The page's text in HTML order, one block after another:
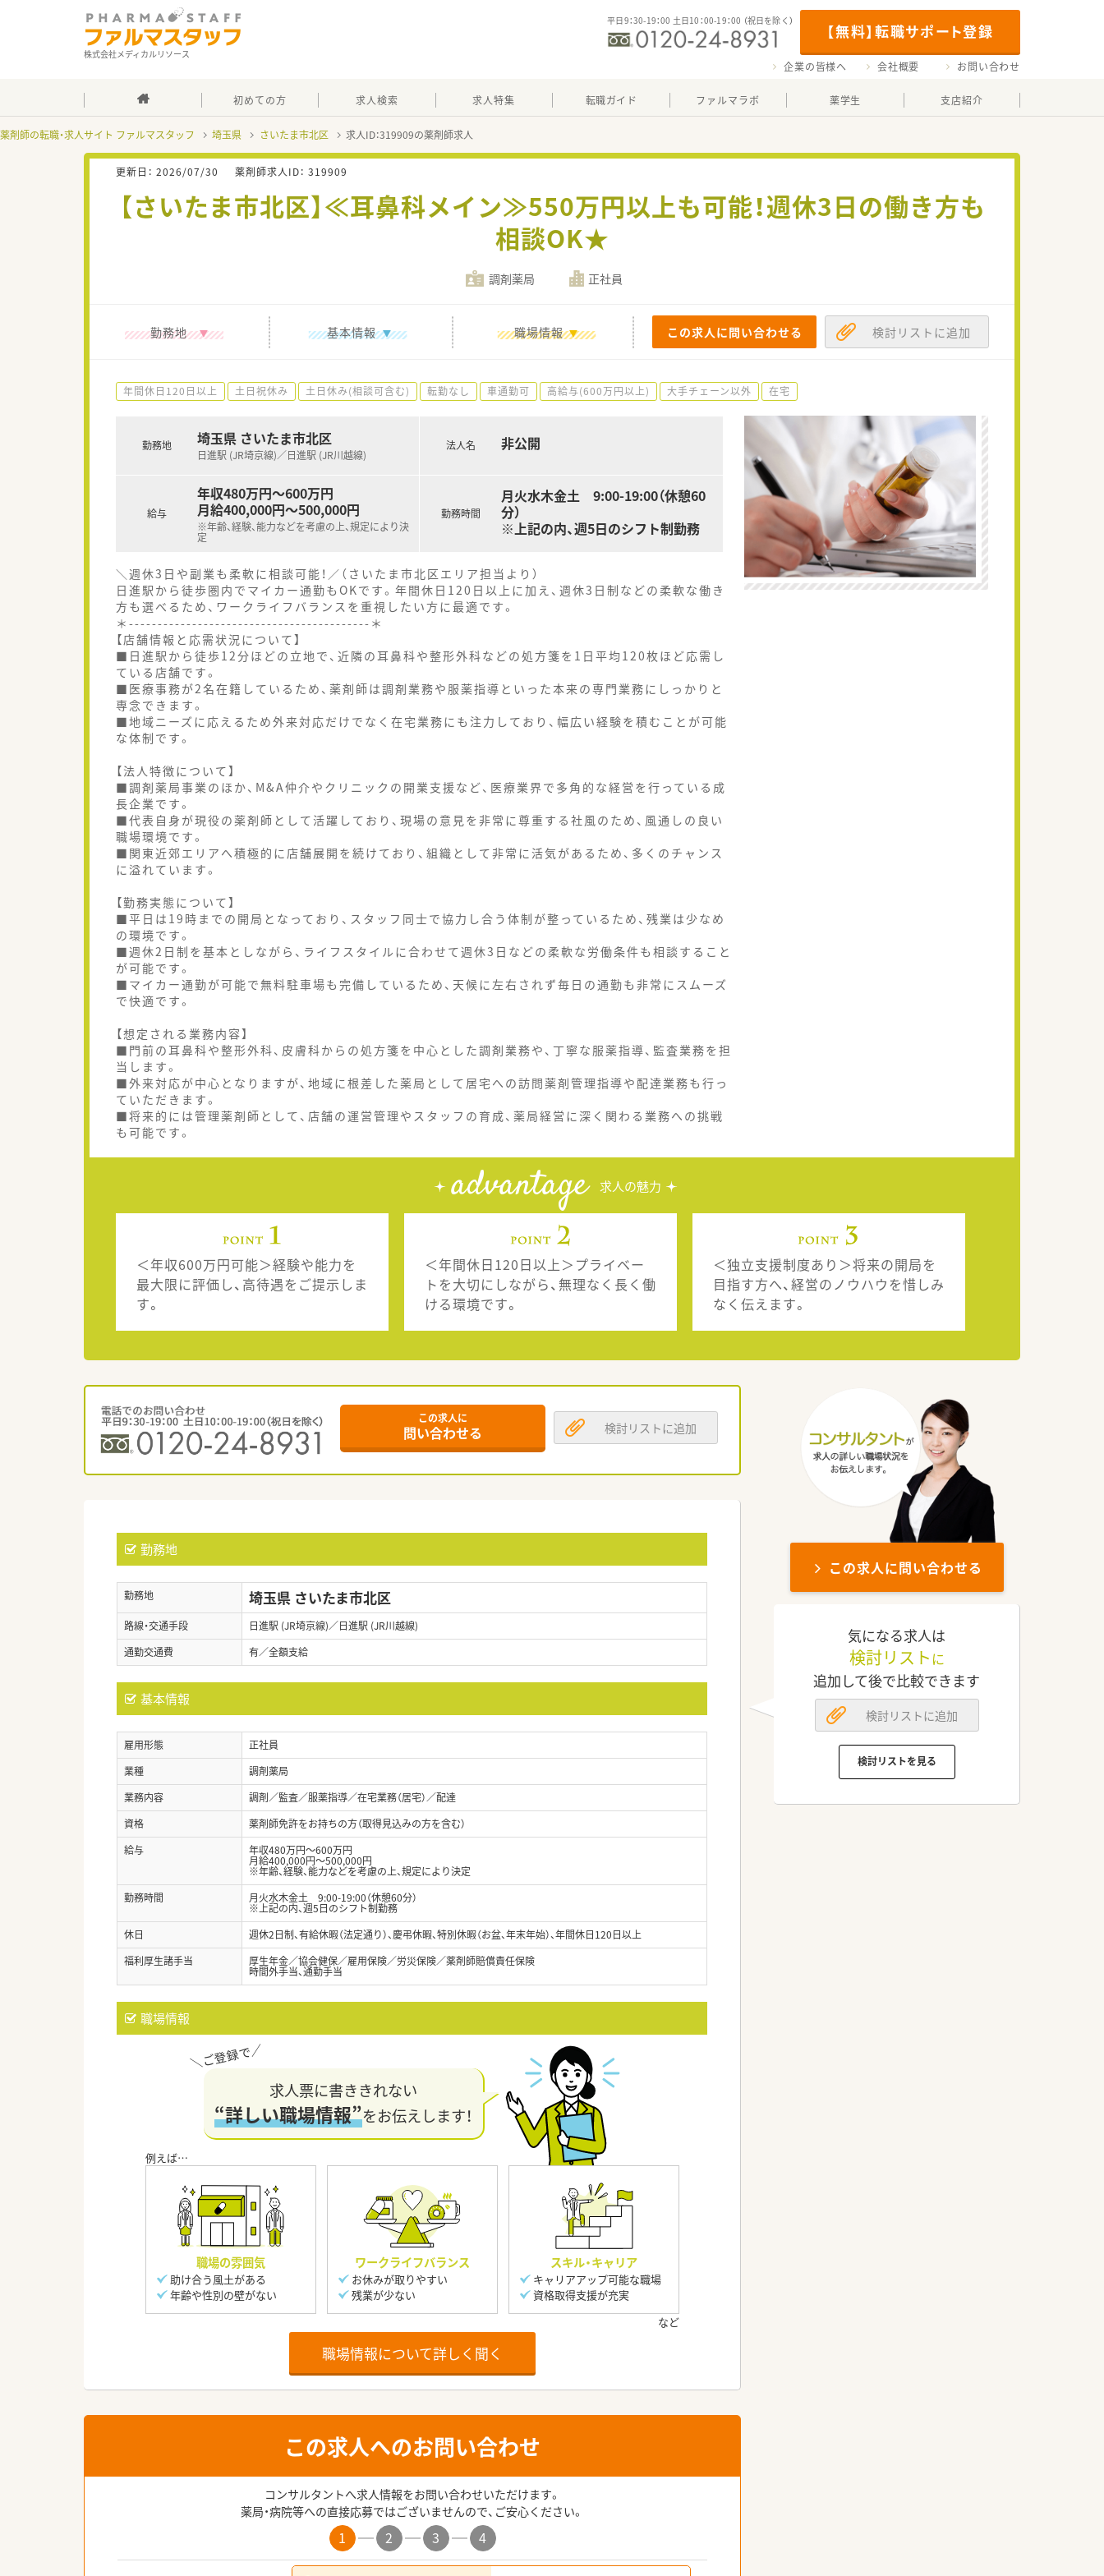
株式会社メディカルリソース
【無料】転職サポート登録
平日9：30-19：00 土日10：00-19：00 （祝日を除く）
企業の皆様へ 会社概要 お問い合わせ
初めての方 求人検索 求人特集 転職ガイド ファルマラボ 薬学生 支店紹介
薬剤師の転職・求人サイト ファルマスタッフ 埼玉県 さいたま市北区 求人ID：319909の薬剤師求人
更新日： 2026/07/30 薬剤師求人ID： 319909
【さいたま市北区】≪耳鼻科メイン≫550万円以上も可能！週休3日の働き方も
相談OK★
調剤薬局 正社員
勤務地 基本情報 職場情報 この求人に問い合わせる 検討リストに追加
年間休日120日以上 土日祝休み 土日休み(相談可含む) 転勤なし 車通勤可 高給与(600万円以上) 大手チェーン以外 在宅
勤務地 埼玉県 さいたま市北区
日進駅 (JR埼京線)／日進駅 (JR川越線)
給与
年収480万円～600万円
月給400,000円～500,000円
※年齢、経験、能力などを考慮の上、規定により決
定
法人名 非公開
勤務時間
月火水木金土 9:00-19:00（休憩60
分）
※上記の内、週5日のシフト制勤務
＼週休3日や副業も柔軟に相談可能！／（さいたま市北区エリア担当より）
日進駅から徒歩圏内でマイカー通勤もOKです。年間休日120日以上に加え、週休3日制などの柔軟な働き
方も選べるため、ワークライフバランスを重視したい方に最適です。
＊------------------------------------------＊
【店舗情報と応需状況について】
■日進駅から徒歩12分ほどの立地で、近隣の耳鼻科や整形外科などの処方箋を1日平均120枚ほど応需し
ている店舗です。
■医療事務が2名在籍しているため、薬剤師は調剤業務や服薬指導といった本来の専門業務にしっかりと
専念できます。
■地域ニーズに応えるため外来対応だけでなく在宅業務にも注力しており、幅広い経験を積むことが可能
な体制です。
【法人特徴について】
■調剤薬局事業のほか、M&A仲介やクリニックの開業支援など、医療業界で多角的な経営を行っている成
長企業です。
■代表自身が現役の薬剤師として活躍しており、現場の意見を非常に尊重する社風のため、風通しの良い
職場環境です。
■関東近郊エリアへ積極的に店舗展開を続けており、組織として非常に活気があるため、多くのチャンス
に溢れています。
【勤務実態について】
■平日は19時までの開局となっており、スタッフ同士で協力し合う体制が整っているため、残業は少なめ
の環境です。
■週休2日制を基本としながら、ライフスタイルに合わせて週休3日などの柔軟な労働条件も相談すること
が可能です。
■マイカー通勤が可能で無料駐車場も完備しているため、天候に左右されず毎日の通勤も非常にスムーズ
で快適です。
【想定される業務内容】
■門前の耳鼻科や整形外科、皮膚科からの処方箋を中心とした調剤業務や、丁寧な服薬指導、監査業務を担
当します。
■外来対応が中心となりますが、地域に根差した薬局として居宅への訪問薬剤管理指導や配達業務も行っ
ていただきます。
■将来的には管理薬剤師として、店舗の運営管理やスタッフの育成、薬局経営に深く関わる業務への挑戦
も可能です。
advantage 求人の魅力
＜年収600万円可能＞経験や能力を
最大限に評価し、高待遇をご提示しま
す。
＜年間休日120日以上＞プライベー
トを大切にしながら、無理なく長く働
ける環境です。
＜独立支援制度あり＞将来の開局を
目指す方へ、経営のノウハウを惜しみ
なく伝えます。
この求人に
問い合わせる 検討リストに追加
勤務地
勤務地 埼玉県 さいたま市北区
路線・交通手段
日進駅 (JR埼京線)／日進駅 (JR川越線)
通勤交通費
有／全額支給
基本情報
雇用形態
正社員
業種
調剤薬局
業務内容
調剤／監査／服薬指導／在宅業務（居宅）／配達
資格
薬剤師免許をお持ちの方（取得見込みの方を含む）
給与
年収480万円～600万円
月給400,000円～500,000円
※年齢、経験、能力などを考慮の上、規定により決定
勤務時間
月火水木金土 9:00-19:00（休憩60分）
※上記の内、週5日のシフト制勤務
休日
週休2日制、有給休暇（法定通り）、慶弔休暇、特別休暇（お盆、年末年始）、年間休日120日以上
福利厚生諸手当
厚生年金／協会健保／雇用保険／労災保険／薬剤師賠償責任保険
時間外手当、通勤手当
職場情報
求人票に書ききれない
“詳しい職場情報”をお伝えします！
職場の雰囲気
助け合う風土がある
年齢や性別の壁がない
ワークライフバランス
お休みが取りやすい
残業が少ない
スキル・キャリア
キャリアアップ可能な職場
資格取得支援が充実
職場情報について詳しく聞く
この求人へのお問い合わせ
コンサルタントへ求人情報をお問い合わせいただけます。
薬局・病院等への直接応募ではございませんので、ご安心ください。
1 2 3 4
この求人に問い合わせる
気になる求人は
検討リスト に
追加して後で比較できます
検討リストに追加
検討リストを見る